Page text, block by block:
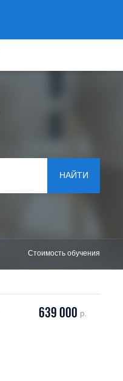
НАЙТИ
Стоимость обучения
639 000 р.